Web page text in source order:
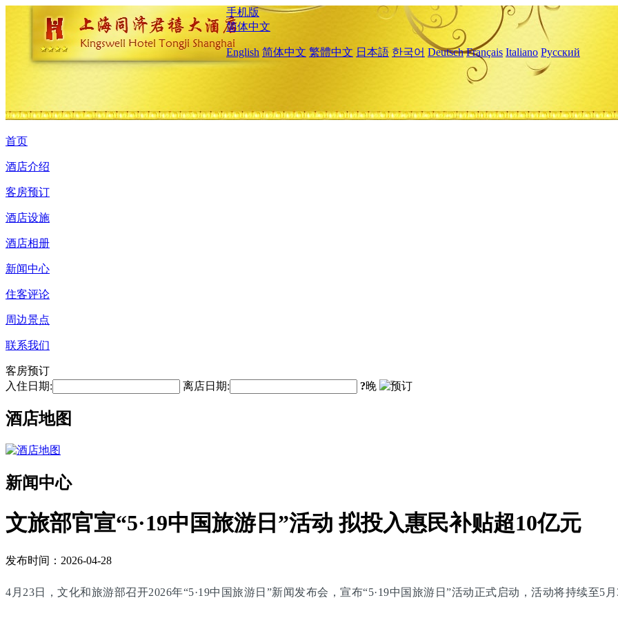
手机版
简体中文
English 简体中文 繁體中文 日本語 한국어 Deutsch Français Italiano Русский
首页
酒店介绍
客房预订
酒店设施
酒店相册
新闻中心
住客评论
周边景点
联系我们
客房预订
入住日期:
离店日期: ?晚
酒店地图
新闻中心
文旅部官宣“5·19中国旅游日”活动 拟投入惠民补贴超10亿元
发布时间：2026-04-28
4月23日，文化和旅游部召开2026年“5·19中国旅游日”新闻发布会，宣布“5·19中国旅游日”活动正式启动，活动将持续至5